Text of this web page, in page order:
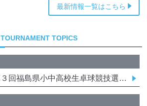
最新情報一覧はこちら
TOURNAMENT TOPICS
8/29 令和八年度第３回福島県小中高校生卓球競技選抜強化リーグ大会 要項